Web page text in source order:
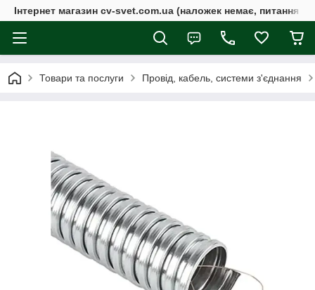
Інтернет магазин cv-svet.com.ua (наложек немає, питання у
Товари та послуги Провід, кабель, системи з'єднання